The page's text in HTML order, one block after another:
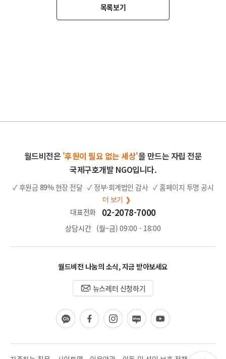
목록보기
월드비전은 '후원이 필요 없는 세상'을 만드는 자립 전문
국제구호개발 NGO입니다.
✓ 후원금 89%현장 전달 ✓ 정부·회계법인 감사 ✓ 홈페이지 투명 공시
더 보기 ❯
대표전화
02-2078-7000
상담시간 (월~금) 09:00 - 18:00
월드비전 나눔의 소식, 지금 받아보세요
뉴스레터 신청하기
카
카
채
페
이
북
인
스
그
블
로
유
튜